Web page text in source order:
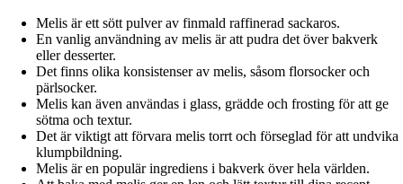
Melis är ett sött pulver av finmald raffinerad sackaros.
En vanlig användning av melis är att pudra det över bakverk
eller desserter.
Det finns olika konsistenser av melis, såsom florsocker och
pärlsocker.
Melis kan även användas i glass, grädde och frosting för att ge
sötma och textur.
Det är viktigt att förvara melis torrt och förseglad för att undvika
klumpbildning.
Melis är en populär ingrediens i bakverk över hela världen.